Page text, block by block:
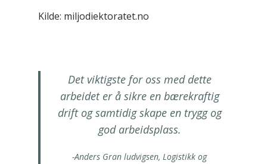
Kilde: miljodiektoratet.no
Det viktigste for oss med dette
arbeidet er å sikre en bærekraftig
drift og samtidig skape en trygg og
god arbeidsplass.
-Anders Gran ludvigsen, Logistikk og